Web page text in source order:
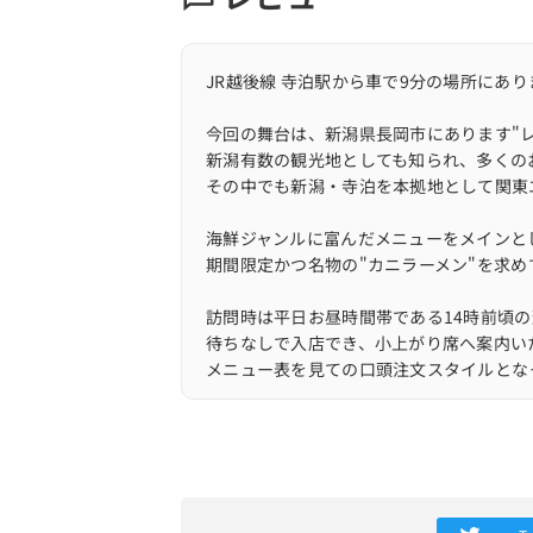
JR越後線 寺泊駅から車で9分の場所にあ
今回の舞台は、新潟県長岡市にあります"
新潟有数の観光地としても知られ、多く
その中でも新潟・寺泊を本拠地として関
海鮮ジャンルに富んだメニューをメイン
期間限定かつ名物の"カニラーメン"を求
訪問時は平日お昼時間帯である14時前頃
待ちなしで入店でき、小上がり席へ案内
メニュー表を見ての口頭注文スタイルと
燈色に染まった味噌スープを目の前に、